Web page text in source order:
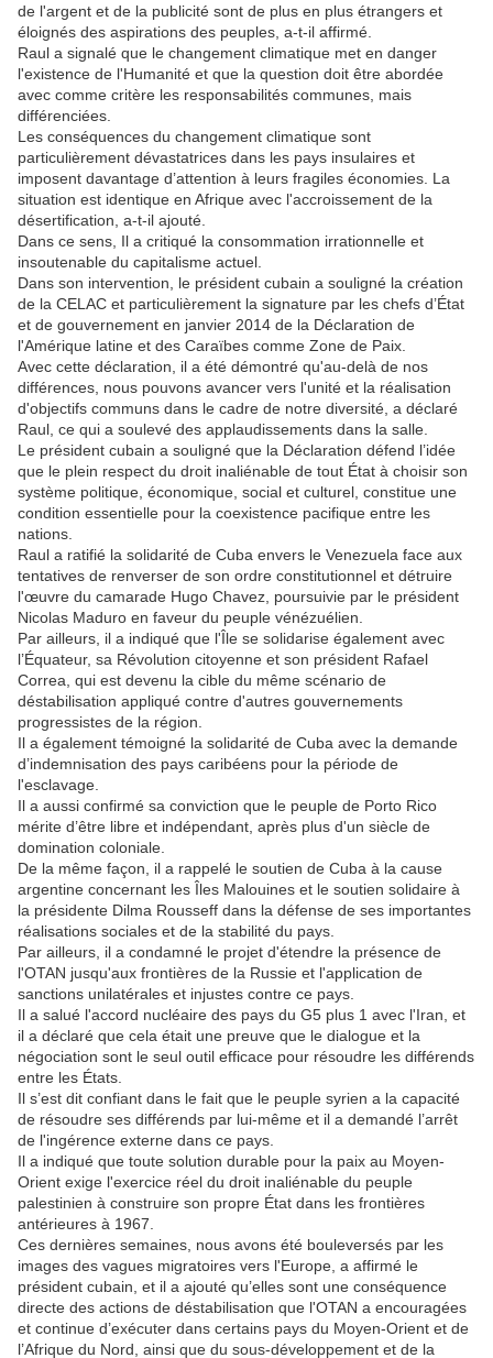
de l'argent et de la publicité sont de plus en plus étrangers et
éloignés des aspirations des peuples, a-t-il affirmé.
Raul a signalé que le changement climatique met en danger
l'existence de l'Humanité et que la question doit être abordée
avec comme critère les responsabilités communes, mais
différenciées.
Les conséquences du changement climatique sont
particulièrement dévastatrices dans les pays insulaires et
imposent davantage d’attention à leurs fragiles économies. La
situation est identique en Afrique avec l'accroissement de la
désertification, a-t-il ajouté.
Dans ce sens, Il a critiqué la consommation irrationnelle et
insoutenable du capitalisme actuel.
Dans son intervention, le président cubain a souligné la création
de la CELAC et particulièrement la signature par les chefs d’État
et de gouvernement en janvier 2014 de la Déclaration de
l'Amérique latine et des Caraïbes comme Zone de Paix.
Avec cette déclaration, il a été démontré qu'au-delà de nos
différences, nous pouvons avancer vers l'unité et la réalisation
d'objectifs communs dans le cadre de notre diversité, a déclaré
Raul, ce qui a soulevé des applaudissements dans la salle.
Le président cubain a souligné que la Déclaration défend l’idée
que le plein respect du droit inaliénable de tout État à choisir son
système politique, économique, social et culturel, constitue une
condition essentielle pour la coexistence pacifique entre les
nations.
Raul a ratifié la solidarité de Cuba envers le Venezuela face aux
tentatives de renverser de son ordre constitutionnel et détruire
l'œuvre du camarade Hugo Chavez, poursuivie par le président
Nicolas Maduro en faveur du peuple vénézuélien.
Par ailleurs, il a indiqué que l'Île se solidarise également avec
l’Équateur, sa Révolution citoyenne et son président Rafael
Correa, qui est devenu la cible du même scénario de
déstabilisation appliqué contre d'autres gouvernements
progressistes de la région.
Il a également témoigné la solidarité de Cuba avec la demande
d’indemnisation des pays caribéens pour la période de
l'esclavage.
Il a aussi confirmé sa conviction que le peuple de Porto Rico
mérite d’être libre et indépendant, après plus d'un siècle de
domination coloniale.
De la même façon, il a rappelé le soutien de Cuba à la cause
argentine concernant les Îles Malouines et le soutien solidaire à
la présidente Dilma Rousseff dans la défense de ses importantes
réalisations sociales et de la stabilité du pays.
Par ailleurs, il a condamné le projet d'étendre la présence de
l'OTAN jusqu'aux frontières de la Russie et l'application de
sanctions unilatérales et injustes contre ce pays.
Il a salué l'accord nucléaire des pays du G5 plus 1 avec l'Iran, et
il a déclaré que cela était une preuve que le dialogue et la
négociation sont le seul outil efficace pour résoudre les différends
entre les États.
Il s’est dit confiant dans le fait que le peuple syrien a la capacité
de résoudre ses différends par lui-même et il a demandé l’arrêt
de l'ingérence externe dans ce pays.
Il a indiqué que toute solution durable pour la paix au Moyen-
Orient exige l'exercice réel du droit inaliénable du peuple
palestinien à construire son propre État dans les frontières
antérieures à 1967.
Ces dernières semaines, nous avons été bouleversés par les
images des vagues migratoires vers l'Europe, a affirmé le
président cubain, et il a ajouté qu’elles sont une conséquence
directe des actions de déstabilisation que l'OTAN a encouragées
et continue d’exécuter dans certains pays du Moyen-Orient et de
l’Afrique du Nord, ainsi que du sous-développement et de la